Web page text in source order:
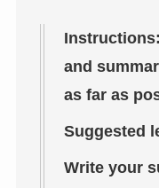
and
as far as
Suggested
Write your